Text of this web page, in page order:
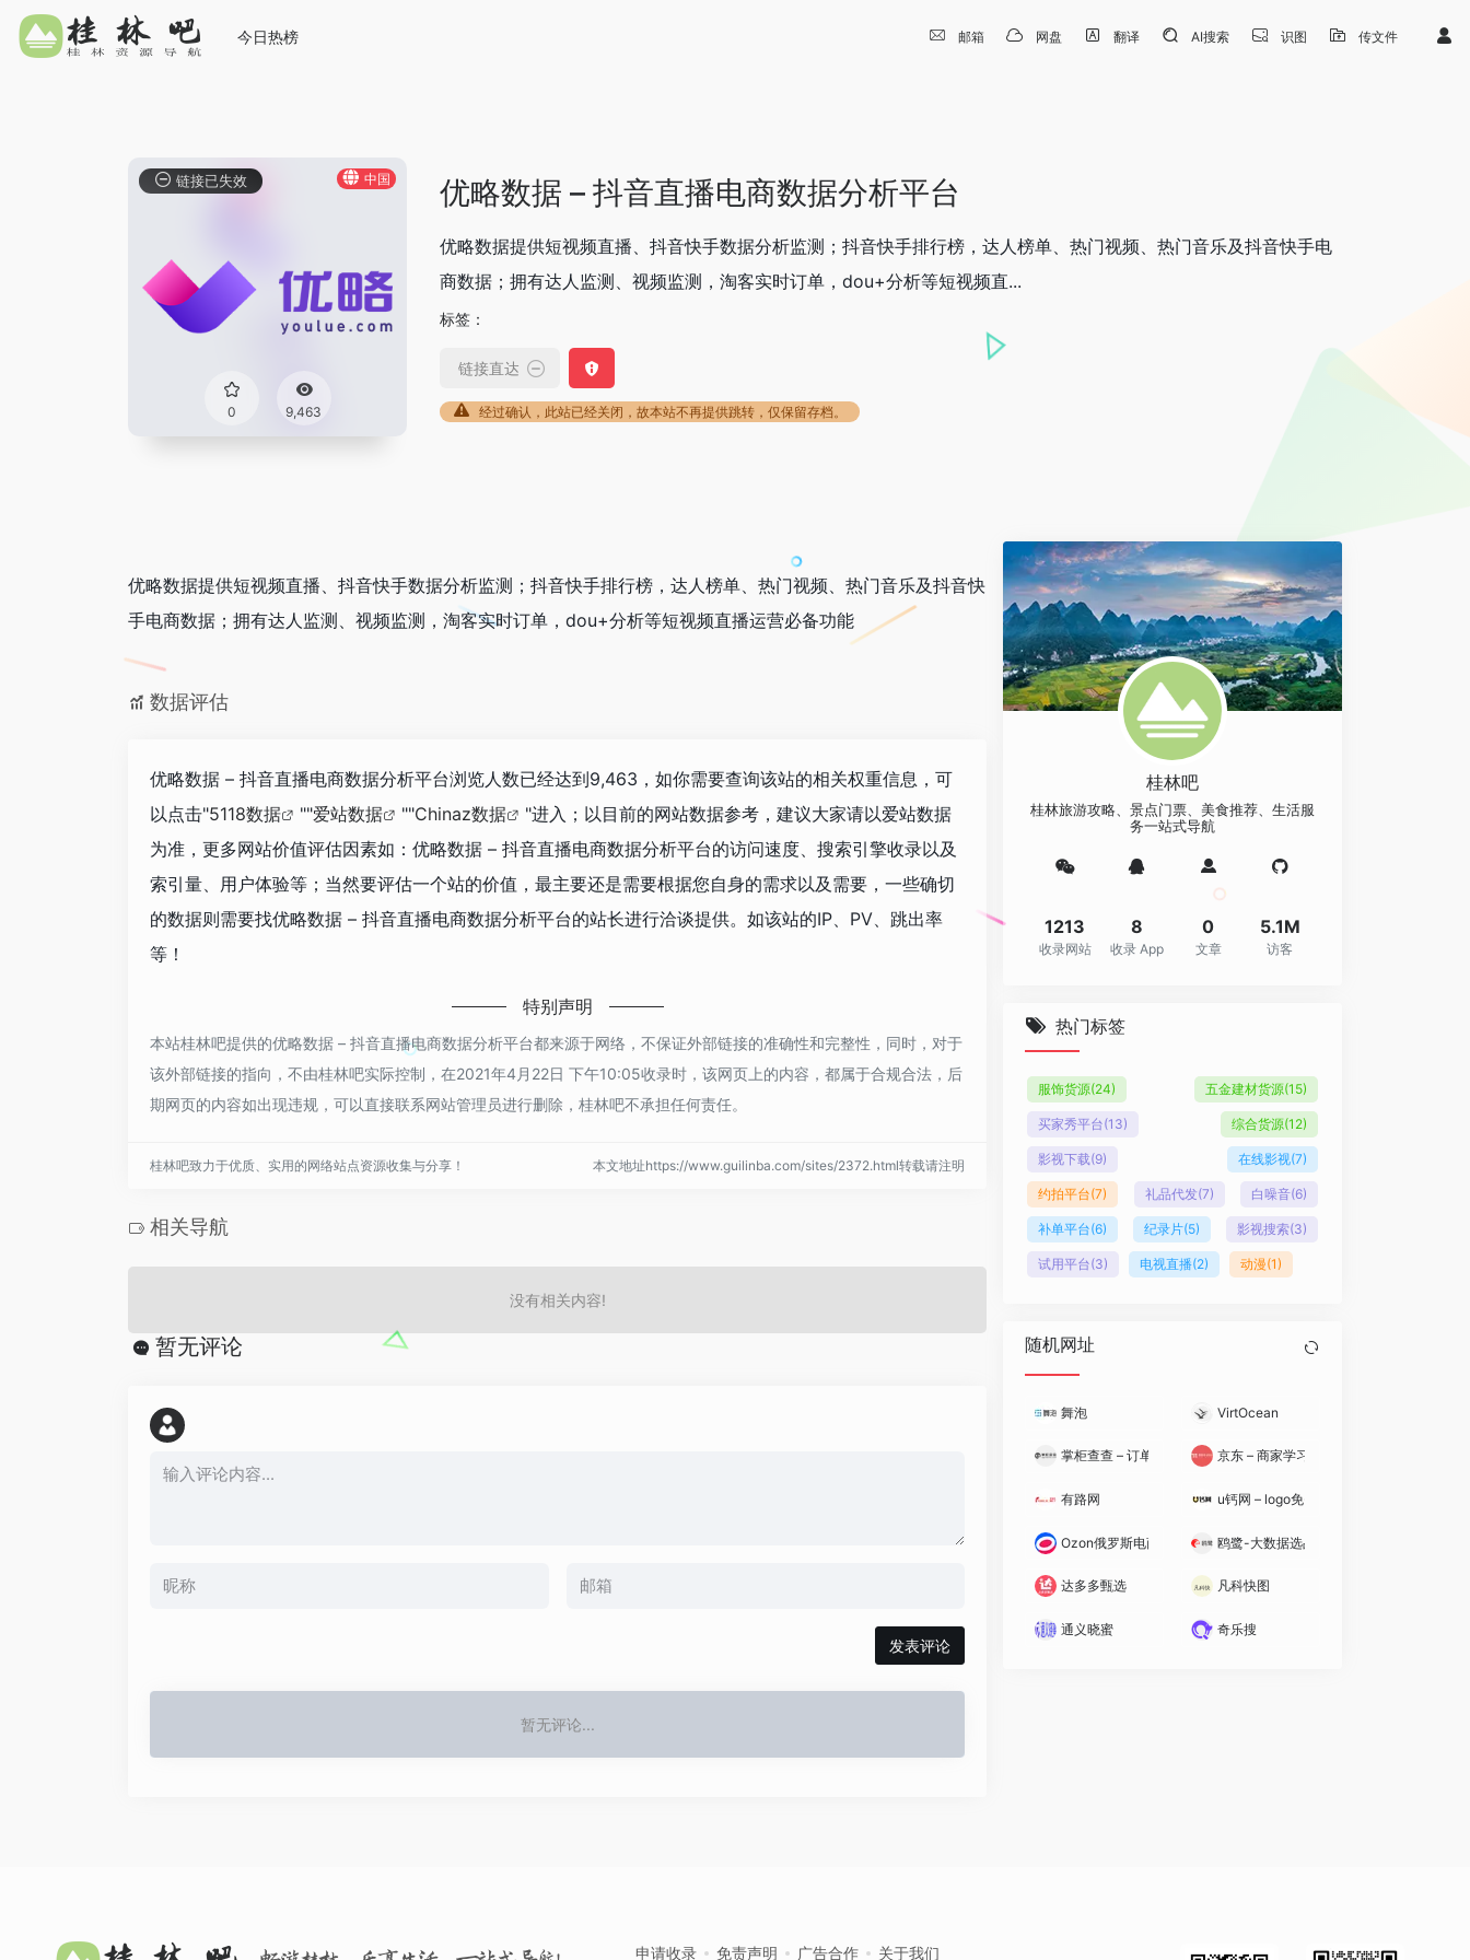
今日热榜 邮箱 网盘 翻译 AI搜索 识图 传文件
中国
0 9,463
链接已失效 优略数据 – 抖音直播电商数据分析平台
优略数据提供短视频直播、抖音快手数据分析监测；抖音快手排行榜，达人榜单、热门视频、热门音乐及抖音快手电
商数据；拥有达人监测、视频监测，淘客实时订单，dou+分析等短视频直...
标签：
链接直达
经过确认，此站已经关闭，故本站不再提供跳转，仅保留存档。
优略数据提供短视频直播、抖音快手数据分析监测；抖音快手排行榜，达人榜单、热门视频、热门音乐及抖音快
手电商数据；拥有达人监测、视频监测，淘客实时订单，dou+分析等短视频直播运营必备功能
数据评估
优略数据 – 抖音直播电商数据分析平台浏览人数已经达到9,463，如你需要查询该站的相关权重信息，可
以点击"5118数据 ""爱站数据 ""Chinaz数据
"进入；以目前的网站数据参考，建议大家请以爱站数据
为准，更多网站价值评估因素如：优略数据 – 抖音直播电商数据分析平台的访问速度、搜索引擎收录以及
索引量、用户体验等；当然要评估一个站的价值，最主要还是需要根据您自身的需求以及需要，一些确切
的数据则需要找优略数据 – 抖音直播电商数据分析平台的站长进行洽谈提供。如该站的IP、PV、跳出率
等！
特别声明
本站桂林吧提供的优略数据 – 抖音直播电商数据分析平台都来源于网络，不保证外部链接的准确性和完整性，同时，对于
该外部链接的指向，不由桂林吧实际控制，在2021年4月22日 下午10:05收录时，该网页上的内容，都属于合规合法，后
期网页的内容如出现违规，可以直接联系网站管理员进行删除，桂林吧不承担任何责任。
桂林吧致力于优质、实用的网络站点资源收集与分享！ 本文地址https://www.guilinba.com/sites/2372.html转载请注明
相关导航
没有相关内容!
暂无评论
发表评论
暂无评论...
桂林吧
桂林旅游攻略、景点门票、美食推荐、生活服
务一站式导航
1213
收录网站
8
收录 App
0
文章
5.1M
访客
热门标签
服饰货源(24) 五金建材货源(15)
买家秀平台(13) 综合货源(12)
影视下载(9) 在线影视(7)
约拍平台(7) 礼品代发(7) 白噪音(6)
补单平台(6) 纪录片(5) 影视搜索(3)
试用平台(3) 电视直播(2) 动漫(1)
随机网址
舞泡 VirtOcean
掌柜查查 – 订单检测的反打假神器京东 – 商家学习中心
有路网 u钙网 – logo免费设计
Ozon俄罗斯电商平台 鸥鹭-大数据选品
达多多甄选 凡科快图
通义晓蜜 奇乐搜
申请收录 免责声明 广告合作 关于我们